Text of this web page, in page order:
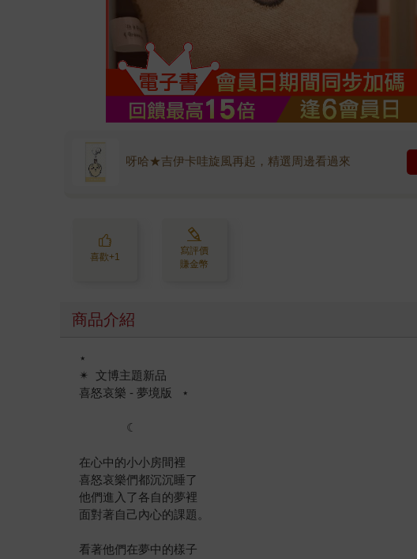
呀哈★吉伊卡哇旋風再起，精選周邊看過來
喜歡+1
寫評價
賺金幣
商品介紹
⋆
✴︎ ​ 文博主題新品
喜怒哀樂 - 夢境版 ​ ​ ⋆
​ ​ ​ ​ ​ ​ ​ ​ ​ ​ ​ ​ ​ ​ ​ ☾
在心中的小小房間裡
喜怒哀樂們都沉沉睡了
他們進入了各自的夢裡
面對著自己內心的課題。
看著他們在夢中的樣子